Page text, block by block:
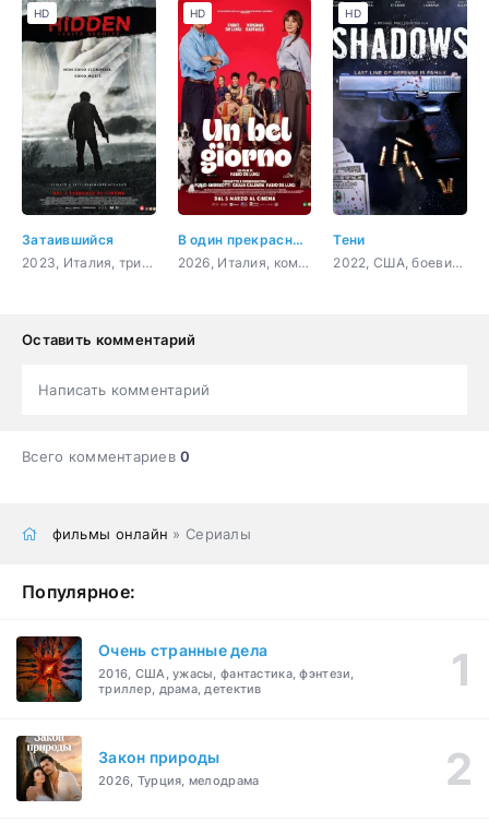
Затаившийся
2023, Италия, триллер, драма, криминал
HD
В один прекрасный день
2026, Италия, комедия
HD
Тени
2022, США, боевик, криминал
HD
Оставить комментарий
Написать комментарий
Всего комментариев0
фильмы онлайн » Сериалы
Популярное:
Очень странные дела
2016, США, ужасы, фантастика, фэнтези,
триллер, драма, детектив
Закон природы
2026, Турция, мелодрама